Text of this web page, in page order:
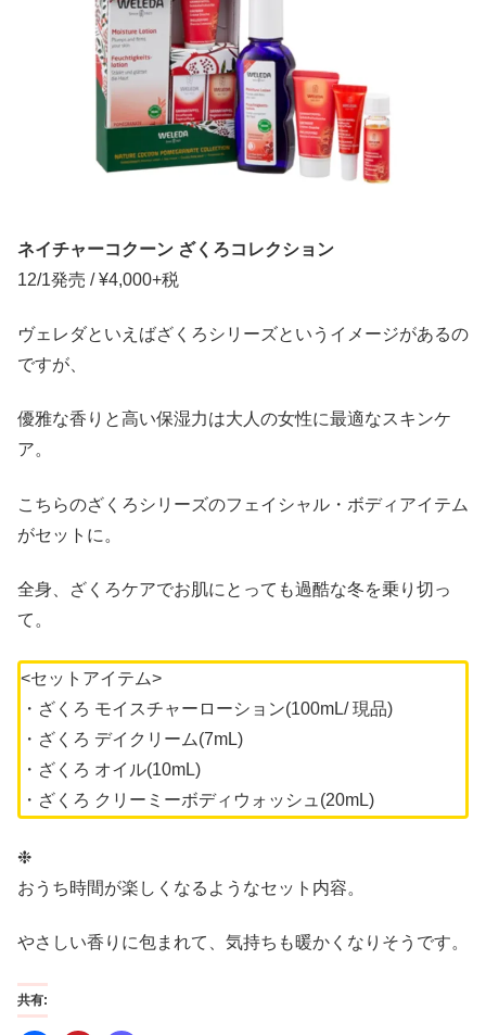
ネイチャーコクーン ざくろコレクション
12/1発売 / ¥4,000+税
ヴェレダといえばざくろシリーズというイメージがあるの
ですが、
優雅な香りと高い保湿力は大人の女性に最適なスキンケ
ア。
こちらのざくろシリーズのフェイシャル・ボディアイテム
がセットに。
全身、ざくろケアでお肌にとっても過酷な冬を乗り切っ
て。
<セットアイテム>
・ざくろ モイスチャーローション(100mL/ 現品)
・ざくろ デイクリーム(7mL)
・ざくろ オイル(10mL)
・ざくろ クリーミーボディウォッシュ(20mL)
❉
おうち時間が楽しくなるようなセット内容。
やさしい香りに包まれて、気持ちも暖かくなりそうです。
共有: